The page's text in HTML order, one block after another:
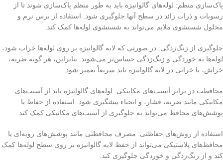
پاک‌سازی منظم: لوله‌های گالوانیزه باید به طور منظم پاک‌سازی شوند تا از
رسوبات و ذرات زائد در سطح آنها جلوگیری شود. استفاده از برس نرم و
محلول شستشوی ملايم می‌تواند به شستشوی لوله‌ها کمک کند.
جلوگیری از زنگ‌زدگی: در صورتی که لایه گالوانیزه بر روی لوله‌ها خراب شود،
لوله‌ها به خوردگی و زنگ‌زدگی حساس‌تر می‌شوند. بنابراین، هر گونه ضربه،
خراش، یا خرابی در لایه گالوانیزه باید سریعاً تعمیر شود.
محافظت در برابر آسیب‌های مکانیکی: لوله‌های گالوانیزه باید از آسیب‌های
مکانیکی مانند ضربه، فشار، و انحناء پیشگیری شود. استفاده از حفاظ یا
پوشش‌های محافظ می‌تواند به جلوگیری از آسیب‌های مکانیکی کمک کند.
استفاده از روش‌های حفاظتی: مصرف محافظتی مانند پوشش‌های رویه‌ای یا
محافظ‌های پلاستیکی می‌تواند از حفظ لایه گالوانیزه بر روی سطح لوله‌ها کمک
کند و از زنگ‌زدگی و خوردگی جلوگیری کند.